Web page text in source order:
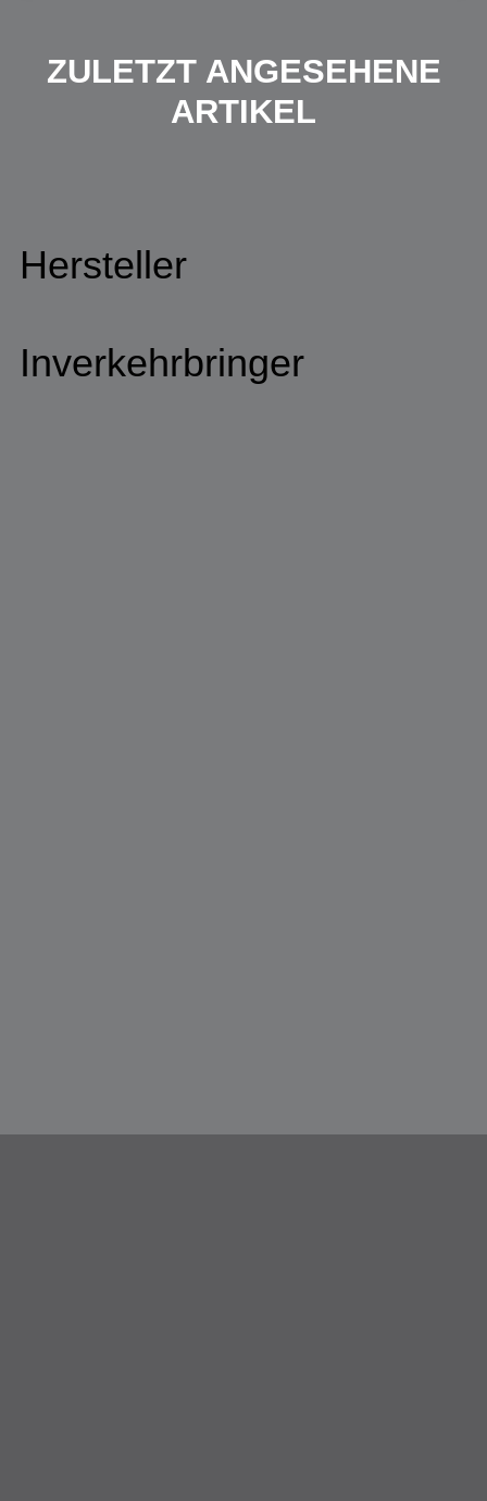
ZULETZT ANGESEHENE
ARTIKEL
Hersteller
Inverkehrbringer